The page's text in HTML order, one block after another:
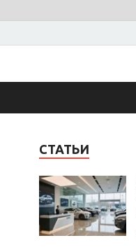
СТАТЬИ